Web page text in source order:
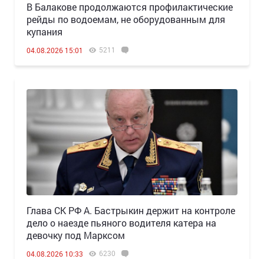
В Балакове продолжаются профилактические
рейды по водоемам, не оборудованным для
купания
04.08.2026 15:01 5211
Глава СК РФ А. Бастрыкин держит на контроле
дело о наезде пьяного водителя катера на
девочку под Марксом
04.08.2026 10:33 6230